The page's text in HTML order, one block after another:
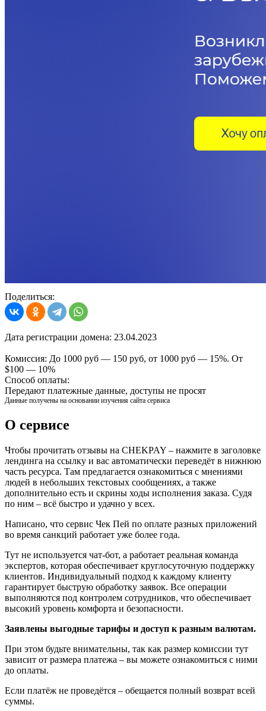
Поделиться:
Дата регистрации домена: 23.04.2023
Комиссия: До 1000 руб — 150 руб, от 1000 руб — 15%. От
$100 — 10%
Способ оплаты:
Передают платежные данные, доступы не просят
Данные получены на основании изучения сайта сервиса
О сервисе
Чтобы прочитать отзывы на CHEKPAY – нажмите в заголовке
лендинга на ссылку и вас автоматически переведёт в нижнюю
часть ресурса. Там предлагается ознакомиться с мнениями
людей в небольших текстовых сообщениях, а также
дополнительно есть и скрины ходы исполнения заказа. Судя
по ним – всё быстро и удачно у всех.
Написано, что сервис Чек Пей по оплате разных приложений
во время санкций работает уже более года.
Тут не используется чат-бот, а работает реальная команда
экспертов, которая обеспечивает круглосуточную поддержку
клиентов. Индивидуальный подход к каждому клиенту
гарантирует быструю обработку заявок. Все операции
выполняются под контролем сотрудников, что обеспечивает
высокий уровень комфорта и безопасности.
Заявлены выгодные тарифы и доступ к разным валютам.
При этом будьте внимательны, так как размер комиссии тут
зависит от размера платежа – вы можете ознакомиться с ними
до оплаты.
Если платёж не проведётся – обещается полный возврат всей
суммы.